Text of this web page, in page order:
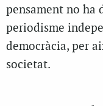
pensament no ha
periodisme
democràcia, per
societat.